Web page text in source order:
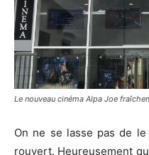
Le nouveau cinéma Alpa Joe
On ne se lasse pas de
rouvert. Heureusement